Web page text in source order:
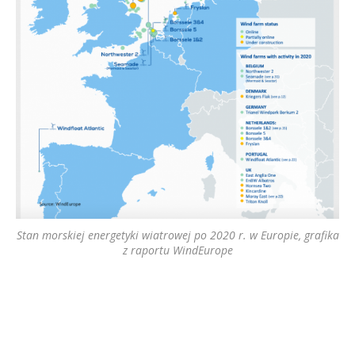
Stan morskiej energetyki wiatrowej po 2020 r. w Europie, grafika
z raportu WindEurope